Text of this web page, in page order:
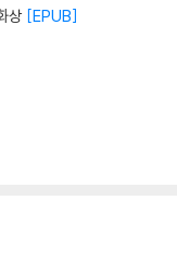
상 EPUB